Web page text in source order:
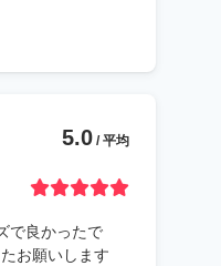
5.0 / 平均
で良かったで
お願いします